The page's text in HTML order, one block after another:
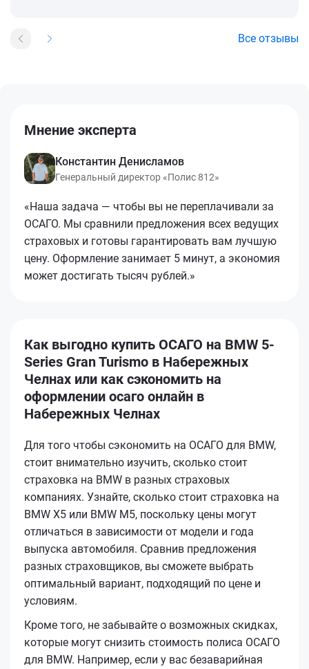
Все отзывы
Мнение эксперта
Константин Денисламов
Генеральный директор «Полис 812»
«Наша задача — чтобы вы не переплачивали за
ОСАГО. Мы сравнили предложения всех ведущих
страховых и готовы гарантировать вам лучшую
цену. Оформление занимает 5 минут, а экономия
может достигать тысяч рублей.»
Как выгодно купить ОСАГО на BMW 5-
Series Gran Turismo в Набережных
Челнах или как сэкономить на
оформлении осаго онлайн в
Набережных Челнах
Для того чтобы сэкономить на ОСАГО для BMW,
стоит внимательно изучить, сколько стоит
страховка на BMW в разных страховых
компаниях. Узнайте, сколько стоит страховка на
BMW X5 или BMW M5, поскольку цены могут
отличаться в зависимости от модели и года
выпуска автомобиля. Сравнив предложения
разных страховщиков, вы сможете выбрать
оптимальный вариант, подходящий по цене и
условиям.
Кроме того, не забывайте о возможных скидках,
которые могут снизить стоимость полиса ОСАГО
для BMW. Например, если у вас безаварийная